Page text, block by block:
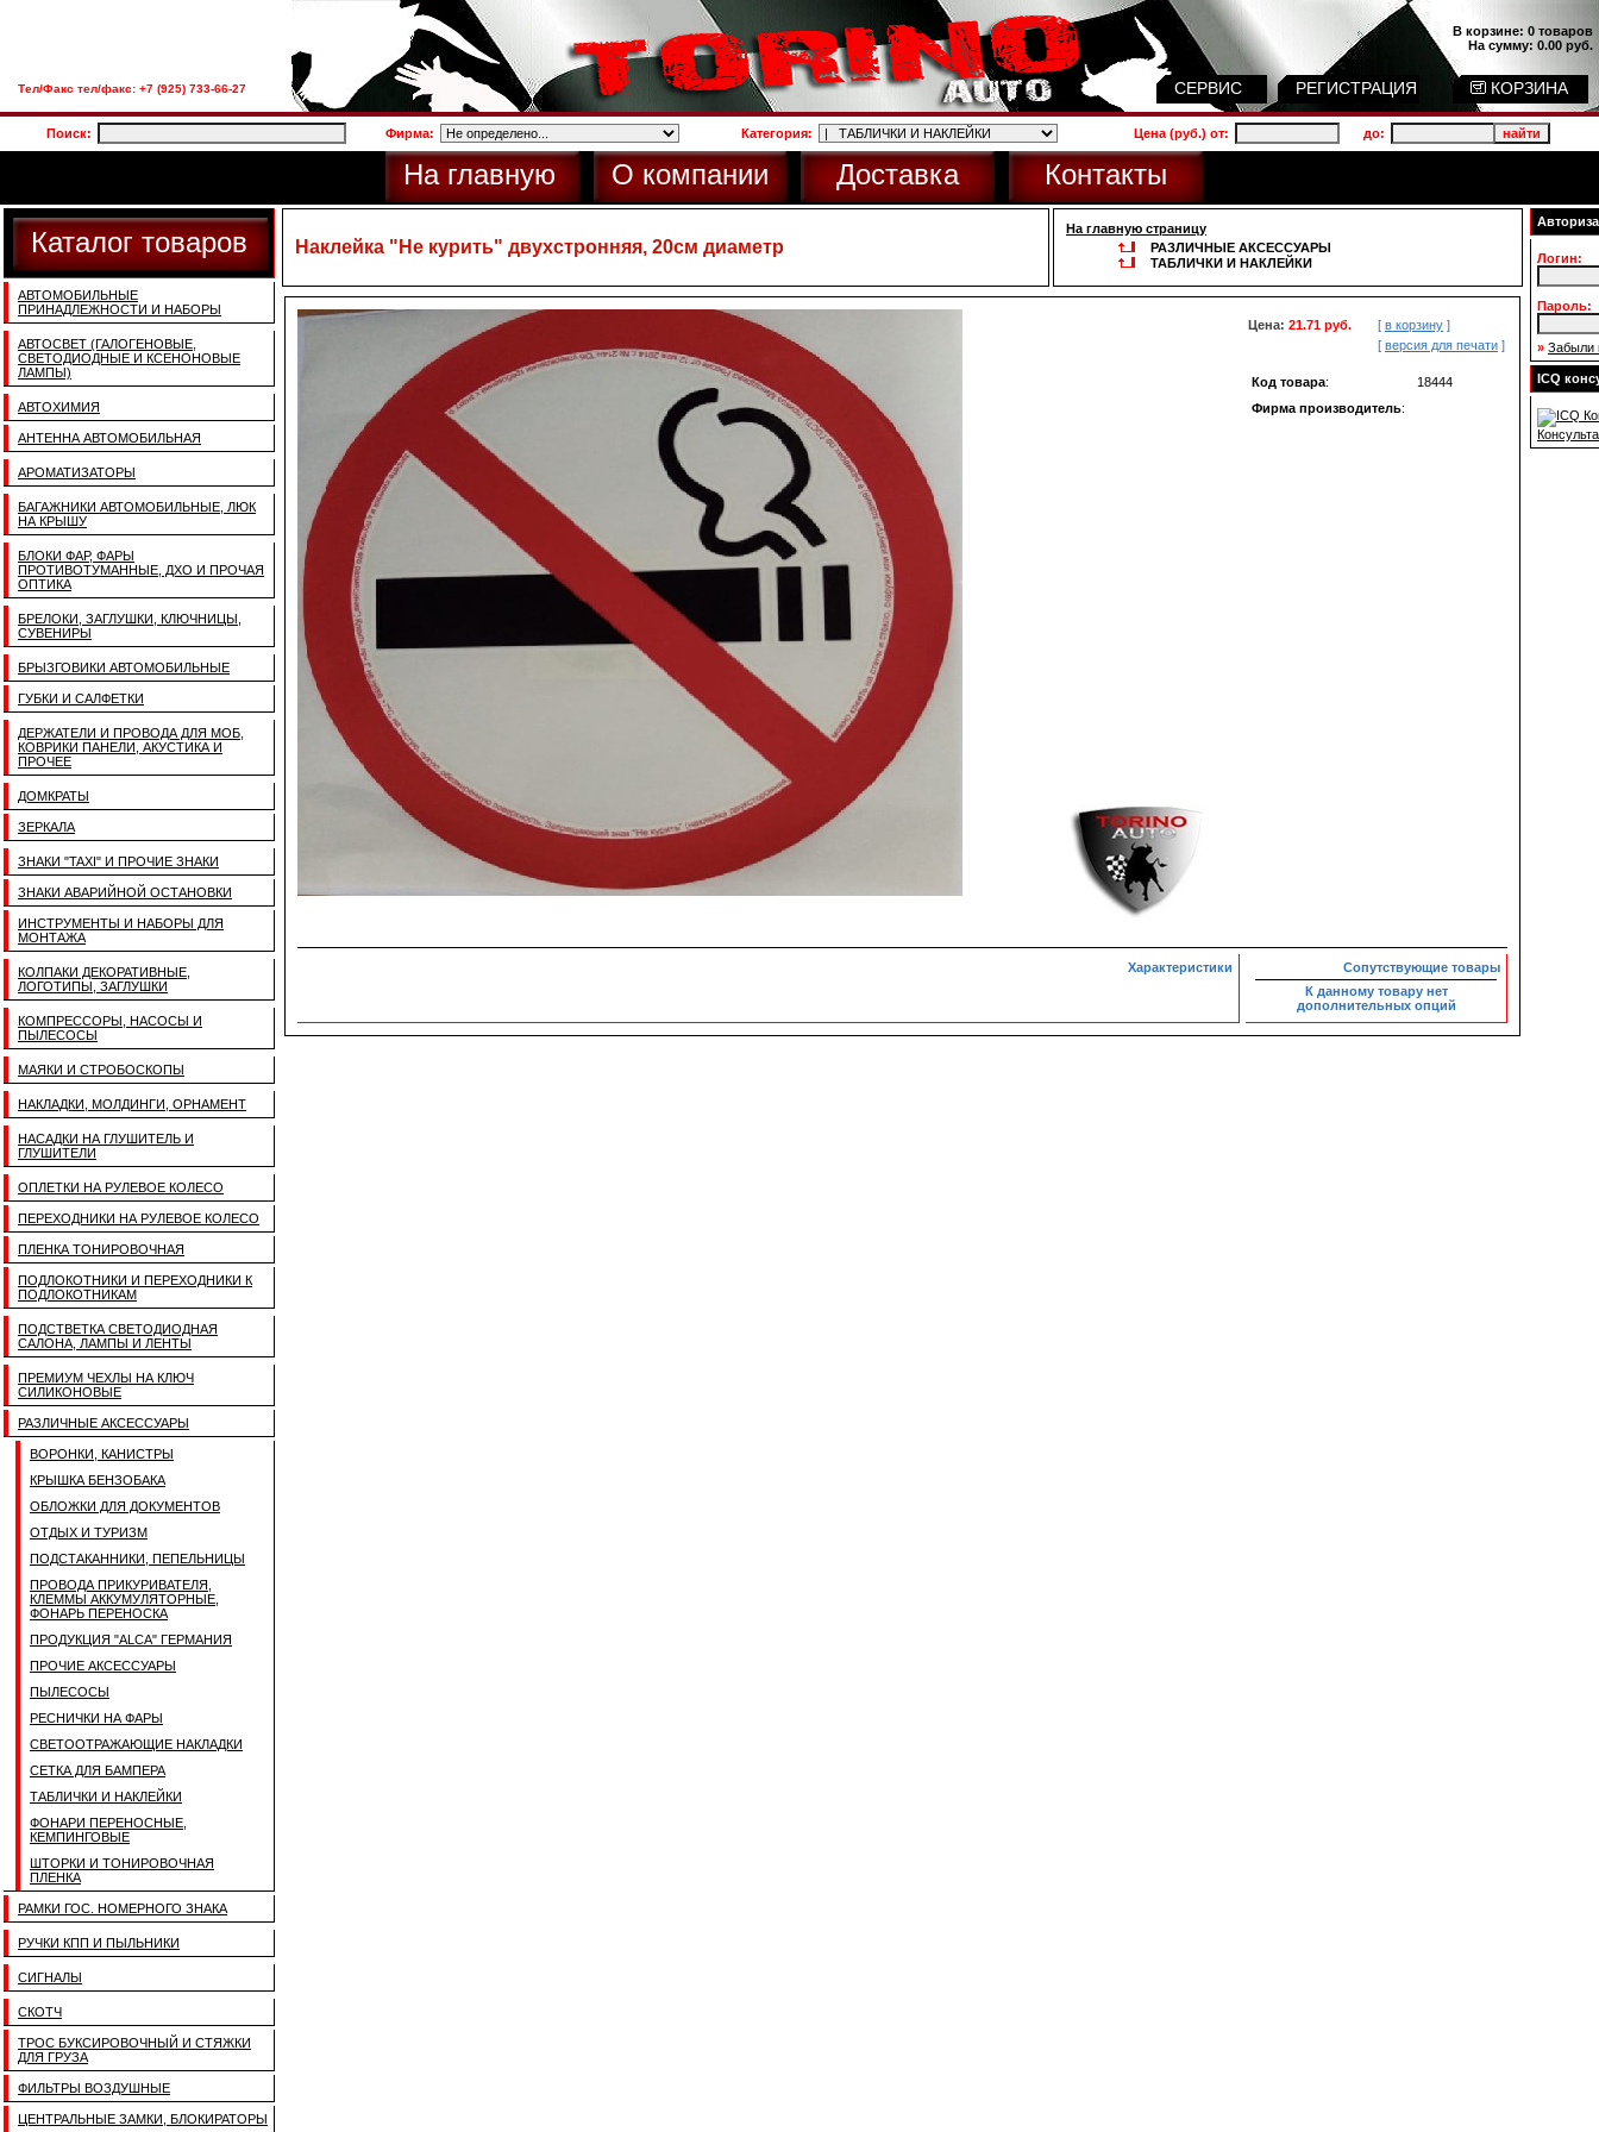
В корзине: 0 товаров
На сумму: 0.00 руб.
Тел/Факс тел/факс: +7 (925) 733-66-27 СЕРВИС РЕГИСТРАЦИЯ КОРЗИНА
Поиск: Фирма: Категория: Цена (руб.) от: до:
На главную О компании Доставка Контакты
Каталог товаров
АВТОМОБИЛЬНЫЕ
ПРИНАДЛЕЖНОСТИ И НАБОРЫ
АВТОСВЕТ (ГАЛОГЕНОВЫЕ,
СВЕТОДИОДНЫЕ И КСЕНОНОВЫЕ
ЛАМПЫ)
АВТОХИМИЯ
АНТЕННА АВТОМОБИЛЬНАЯ
АРОМАТИЗАТОРЫ
БАГАЖНИКИ АВТОМОБИЛЬНЫЕ, ЛЮК
НА КРЫШУ
БЛОКИ ФАР, ФАРЫ
ПРОТИВОТУМАННЫЕ, ДХО И ПРОЧАЯ
ОПТИКА
БРЕЛОКИ, ЗАГЛУШКИ, КЛЮЧНИЦЫ,
СУВЕНИРЫ
БРЫЗГОВИКИ АВТОМОБИЛЬНЫЕ
ГУБКИ И САЛФЕТКИ
ДЕРЖАТЕЛИ И ПРОВОДА ДЛЯ МОБ,
КОВРИКИ ПАНЕЛИ, АКУСТИКА И
ПРОЧЕЕ
ДОМКРАТЫ
ЗЕРКАЛА
ЗНАКИ "TAXI" И ПРОЧИЕ ЗНАКИ
ЗНАКИ АВАРИЙНОЙ ОСТАНОВКИ
ИНСТРУМЕНТЫ И НАБОРЫ ДЛЯ
МОНТАЖА
КОЛПАКИ ДЕКОРАТИВНЫЕ,
ЛОГОТИПЫ, ЗАГЛУШКИ
КОМПРЕССОРЫ, НАСОСЫ И
ПЫЛЕСОСЫ
МАЯКИ И СТРОБОСКОПЫ
НАКЛАДКИ, МОЛДИНГИ, ОРНАМЕНТ
НАСАДКИ НА ГЛУШИТЕЛЬ И
ГЛУШИТЕЛИ
ОПЛЕТКИ НА РУЛЕВОЕ КОЛЕСО
ПЕРЕХОДНИКИ НА РУЛЕВОЕ КОЛЕСО
ПЛЕНКА ТОНИРОВОЧНАЯ
ПОДЛОКОТНИКИ И ПЕРЕХОДНИКИ К
ПОДЛОКОТНИКАМ
ПОДСТВЕТКА СВЕТОДИОДНАЯ
САЛОНА, ЛАМПЫ И ЛЕНТЫ
ПРЕМИУМ ЧЕХЛЫ НА КЛЮЧ
СИЛИКОНОВЫЕ
РАЗЛИЧНЫЕ АКСЕССУАРЫ
ВОРОНКИ, КАНИСТРЫ
КРЫШКА БЕНЗОБАКА
ОБЛОЖКИ ДЛЯ ДОКУМЕНТОВ
ОТДЫХ И ТУРИЗМ
ПОДСТАКАННИКИ, ПЕПЕЛЬНИЦЫ
ПРОВОДА ПРИКУРИВАТЕЛЯ,
КЛЕММЫ АККУМУЛЯТОРНЫЕ,
ФОНАРЬ ПЕРЕНОСКА
ПРОДУКЦИЯ "ALCA" ГЕРМАНИЯ
ПРОЧИЕ АКСЕССУАРЫ
ПЫЛЕСОСЫ
РЕСНИЧКИ НА ФАРЫ
СВЕТООТРАЖАЮЩИЕ НАКЛАДКИ
СЕТКА ДЛЯ БАМПЕРА
ТАБЛИЧКИ И НАКЛЕЙКИ
ФОНАРИ ПЕРЕНОСНЫЕ,
КЕМПИНГОВЫЕ
ШТОРКИ И ТОНИРОВОЧНАЯ
ПЛЕНКА
РАМКИ ГОС. НОМЕРНОГО ЗНАКА
РУЧКИ КПП И ПЫЛЬНИКИ
СИГНАЛЫ
СКОТЧ
ТРОС БУКСИРОВОЧНЫЙ И СТЯЖКИ
ДЛЯ ГРУЗА
ФИЛЬТРЫ ВОЗДУШНЫЕ
ЦЕНТРАЛЬНЫЕ ЗАМКИ, БЛОКИРАТОРЫ
Наклейка "Не курить" двухстронняя, 20см диаметр
На главную страницу
РАЗЛИЧНЫЕ АКСЕССУАРЫ
ТАБЛИЧКИ И НАКЛЕЙКИ
Цена: 21.71 руб. [ в корзину ]
[ версия для печати ]
Код товара:
18444
Фирма производитель:
Характеристики
Сопутствующие товары
К данному товару нет
дополнительных опций
Логин:
Пароль:
» Забыли
ICQ